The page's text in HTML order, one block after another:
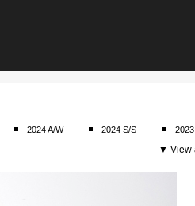
2024 A/W 2024 S/S
▼ View